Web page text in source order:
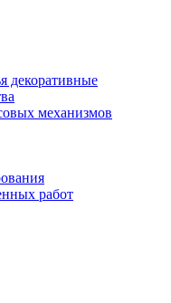
декоративные
механизмов
работ